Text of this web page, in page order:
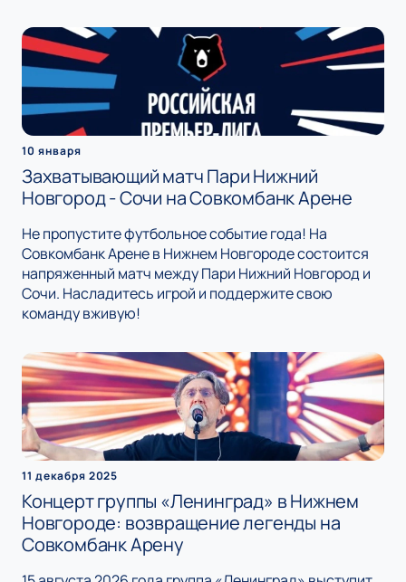
10 января
Захватывающий матч Пари Нижний
Новгород - Сочи на Совкомбанк Арене
Не пропустите футбольное событие года! На
Совкомбанк Арене в Нижнем Новгороде состоится
напряженный матч между Пари Нижний Новгород и
Сочи. Насладитесь игрой и поддержите свою
команду вживую!
11 декабря 2025
Концерт группы «Ленинград» в Нижнем
Новгороде: возвращение легенды на
Совкомбанк Арену